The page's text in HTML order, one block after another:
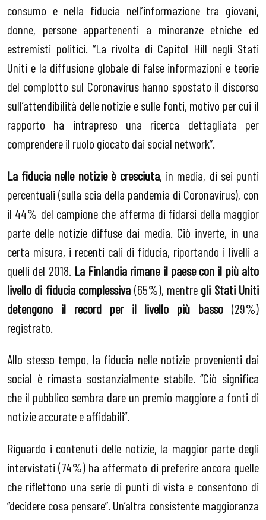
consumo e nella fiducia nell’informazione tra giovani,
donne, persone appartenenti a minoranze etniche ed
estremisti politici. “La rivolta di Capitol Hill negli Stati
Uniti e la diffusione globale di false informazioni e teorie
del complotto sul Coronavirus hanno spostato il discorso
sull’attendibilità delle notizie e sulle fonti, motivo per cui il
rapporto ha intrapreso una ricerca dettagliata per
comprendere il ruolo giocato dai social network”.
La fiducia nelle notizie è cresciuta, in media, di sei punti
percentuali (sulla scia della pandemia di Coronavirus), con
il 44% del campione che afferma di fidarsi della maggior
parte delle notizie diffuse dai media. Ciò inverte, in una
certa misura, i recenti cali di fiducia, riportando i livelli a
quelli del 2018. La Finlandia rimane il paese con il più alto
livello di fiducia complessiva (65%), mentre gli Stati Uniti
detengono il record per il livello più basso (29%)
registrato.
Allo stesso tempo, la fiducia nelle notizie provenienti dai
social è rimasta sostanzialmente stabile. “Ciò significa
che il pubblico sembra dare un premio maggiore a fonti di
notizie accurate e affidabili”.
Riguardo i contenuti delle notizie, la maggior parte degli
intervistati (74%) ha affermato di preferire ancora quelle
che riflettono una serie di punti di vista e consentono di
“decidere cosa pensare”. Un’altra consistente maggioranza